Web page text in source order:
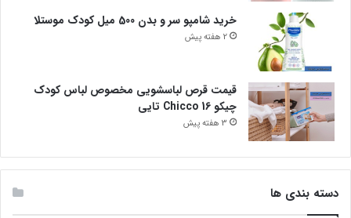
خرید شامپو سر و بدن 500 میل کودک موستلا
2 هفته پیش
قیمت قرص لباسشویی مخصوص لباس کودک
چیکو Chicco 16 تایی
3 هفته پیش
دسته بندی ها